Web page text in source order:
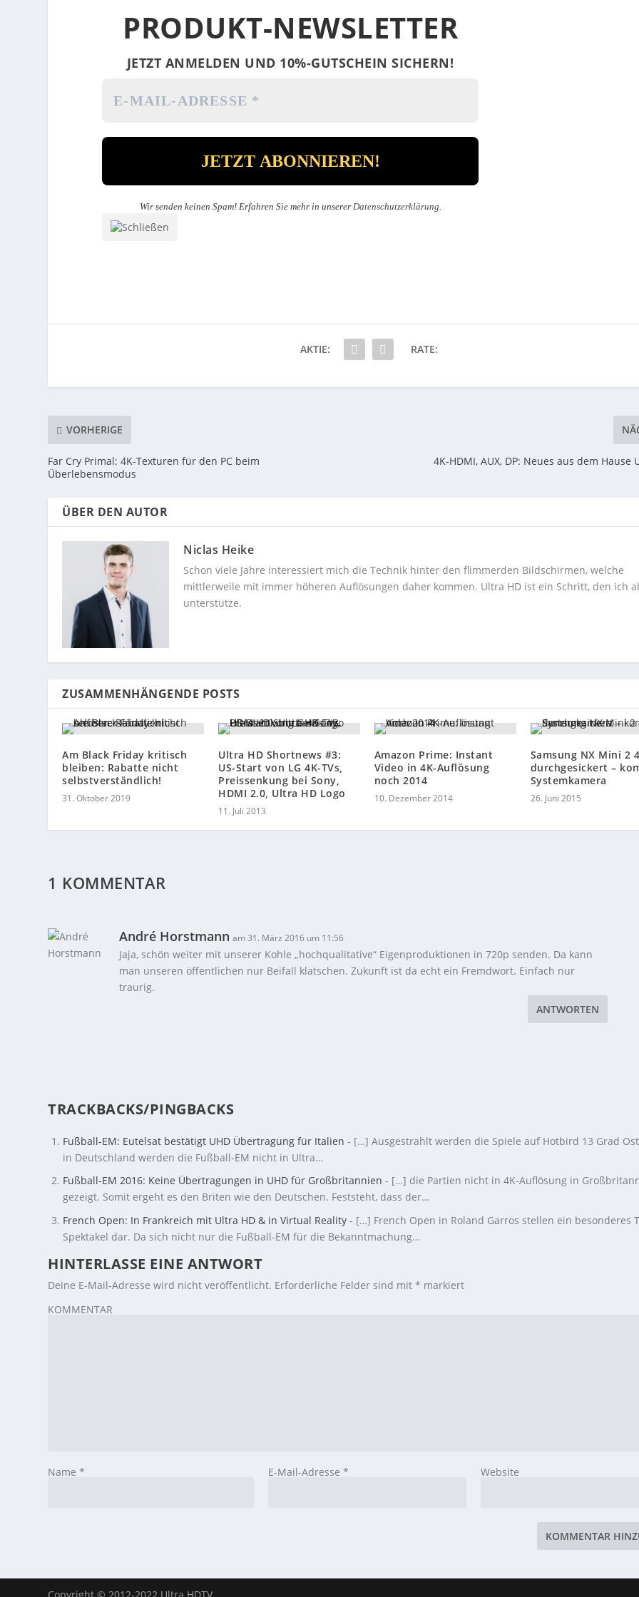
PRODUKT-NEWSLETTER
JETZT ANMELDEN UND 10%-GUTSCHEIN SICHERN!
Wir senden keinen Spam! Erfahren Sie mehr in unserer Datenschutzerklärung
AKTIE: RATE:
VORHERIGE
Far Cry Primal: 4K-Texturen für den PC beim
Überlebensmodus
4K-HDMI, AUX, DP: Neues aus dem Hause
ÜBER DEN AUTOR
Niclas Heike
Schon viele Jahre interessiert mich die Technik hinter den flimmerden Bildschirmen, welche
mittlerweile mit immer höheren Auflösungen daher kommen. Ultra HD ist ein Schritt, den ich
unterstütze.
ZUSAMMENHÄNGENDE POSTS
Am Black Friday kritisch
bleiben: Rabatte nicht
selbstverständlich!
31. Oktober 2019
Ultra HD Shortnews #3:
US-Start von LG 4K-TVs,
Preissenkung bei Sony,
HDMI 2.0, Ultra HD Logo
11. Juli 2013
Amazon Prime: Instant
Video in 4K-Auflösung
noch 2014
10. Dezember 2014
Samsung NX Mini 2
durchgesickert –
Systemkamera
26. Juni 2015
1 KOMMENTAR
André Horstmann am 31. März 2016 um 11:56
Jaja, schön weiter mit unserer Kohle „hochqualitative“ Eigenproduktionen in 720p senden. Da kann
man unseren öffentlichen nur Beifall klatschen. Zukunft ist da echt ein Fremdwort. Einfach nur
traurig.
ANTWORTEN
TRACKBACKS/PINGBACKS
Fußball-EM: Eutelsat bestätigt UHD Übertragung für Italien - […] Ausgestrahlt werden die Spiele auf Hotbird 13 Grad
in Deutschland werden die Fußball-EM nicht in Ultra…
Fußball-EM 2016: Keine Übertragungen in UHD für Großbritannien - […] die Partien nicht in 4K-Auflösung in
gezeigt. Somit ergeht es den Briten wie den Deutschen. Feststeht, dass der…
French Open: In Frankreich mit Ultra HD & in Virtual Reality - […] French Open in Roland Garros stellen ein besonderes
Spektakel dar. Da sich nicht nur die Fußball-EM für die Bekanntmachung…
HINTERLASSE EINE ANTWORT
Deine E-Mail-Adresse wird nicht veröffentlicht. Erforderliche Felder sind mit* markiert
KOMMENTAR
Name* E-Mail-Adresse * Website